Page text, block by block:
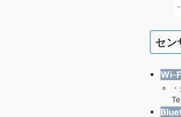
セン
Wi-
・